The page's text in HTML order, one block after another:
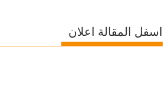
اسفل المقالة اعلان